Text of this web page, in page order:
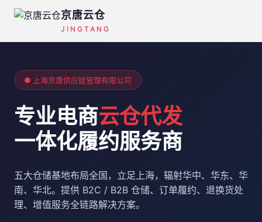
京唐云仓
JINGTANG
● 上海京唐供应链管理有限公司
专业电商云仓代发
一体化履约服务商
五大仓储基地布局全国，立足上海，辐射华中、华东、华
南、华北。提供 B2C / B2B 仓储、订单履约、退换货处
理、增值服务全链路解决方案。